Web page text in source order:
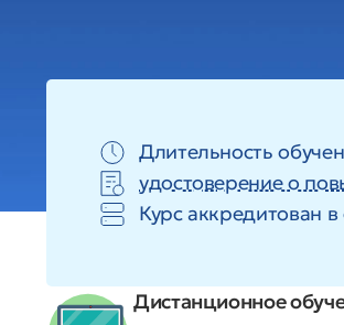
Длительность
удостоверение о
Курс аккредитован
Дистанционное